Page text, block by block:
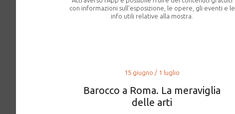
con informazioni sull'esposizione, le opere, gli eventi e le
info utili relative alla mostra.
15 giugno / 1 luglio
Barocco a Roma. La meraviglia
delle arti